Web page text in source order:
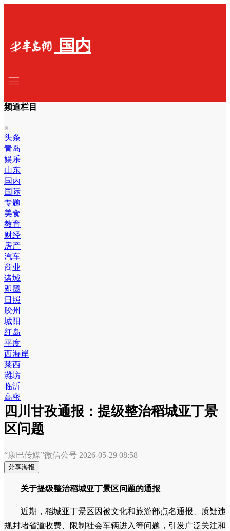
国内
频道栏目
×
头条
青岛
娱乐
山东
国内
国际
专题
美食
教育
财经
房产
汽车
商业
诸城
即墨
日照
胶州
城阳
红岛
平度
西海岸
莱西
潍坊
临沂
高密
四川甘孜通报：提级整治稻城亚丁景
区问题
“康巴传媒”微信公号 2026-05-29 08:58
分享海报
关于提级整治稻城亚丁景区问题的通报
近期，稻城亚丁景区因被文化和旅游部点名通报、质疑违
规封堵省道收费、限制社会车辆进入等问题，引发广泛关注和